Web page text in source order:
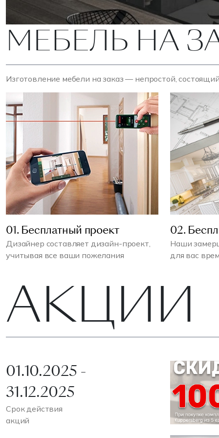
МЕБЕЛЬ НА
Изготовление мебели на заказ — непростой,
01. Бесплатный проект
Дизайнер составляет дизайн-проект,
учитывая все ваши пожелания
02.
Наши
для вас
АКЦИИ
01.10.2025 -
31.12.2025
Срок действия
акций